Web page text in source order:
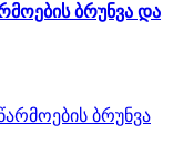
ბრუნვა და